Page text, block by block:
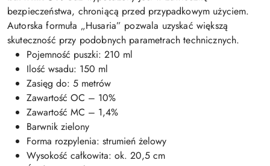
bezpieczeństwa, chroniącą przed przypadkowym użyciem.
Autorska formuła „Husaria” pozwala uzyskać większą
skuteczność przy podobnych parametrach technicznych.
Pojemność puszki: 210 ml
Ilość wsadu: 150 ml
Zasięg do: 5 metrów
Zawartość OC – 10%
Zawartość MC – 1,4%
Barwnik zielony
Forma rozpylenia: strumień żelowy
Wysokość całkowita: ok. 20,5 cm